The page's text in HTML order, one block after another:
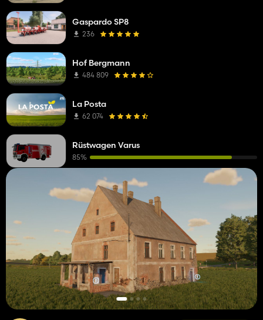
Gaspardo SP8
236
Hof Bergmann
484 809
La Posta
62 074
Rüstwagen Varus
85%